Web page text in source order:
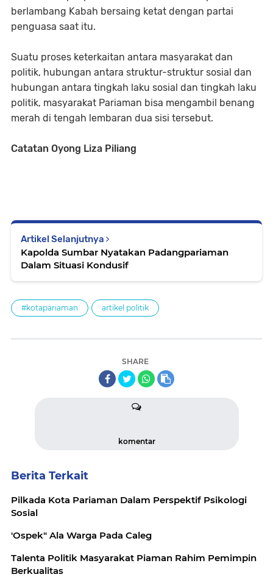
berlambang Kabah bersaing ketat dengan partai
penguasa saat itu.
Suatu proses keterkaitan antara masyarakat dan
politik, hubungan antara struktur-struktur sosial dan
hubungan antara tingkah laku sosial dan tingkah laku
politik, masyarakat Pariaman bisa mengambil benang
merah di tengah lembaran dua sisi tersebut.
Catatan Oyong Liza Piliang
Artikel Selanjutnya
Kapolda Sumbar Nyatakan Padangpariaman
Dalam Situasi Kondusif
#kotapariaman artikel politik
SHARE
komentar
Berita Terkait
Pilkada Kota Pariaman Dalam Perspektif Psikologi
Sosial
'Ospek" Ala Warga Pada Caleg
Talenta Politik Masyarakat Piaman Rahim Pemimpin
Berkualitas